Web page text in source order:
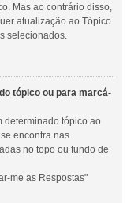
Mas ao contrário disso,
atualização ao Tópico
selecionados.
tópico ou para marcá-
determinado tópico ao
encontra nas
no topo ou fundo de
me as Respostas"